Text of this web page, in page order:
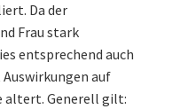
Da der
Frau stark
entsprechend auch
auf
altert. Generell gilt: